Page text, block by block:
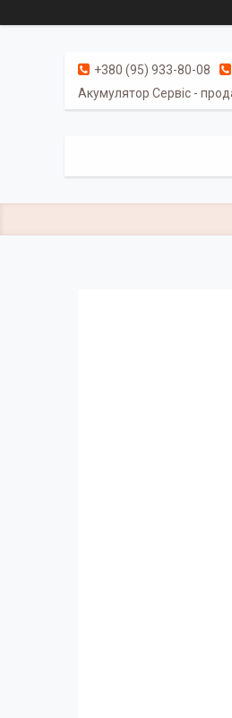
+380 (95) 933-80-08
Акумулятор Сервіс -